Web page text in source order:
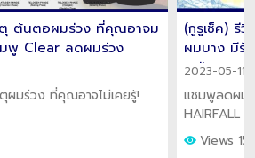
ตุ ต้นตอผมร่วง ที่คุณอาจม
พู Clear ลดผมร่วง
ผมร่วง ที่คุณอาจไม่เคยรู้!
(กูรูเช็ค) รี
ผมบาง มีรั
อยู่!
2023-05-11
แชมพูลดผมร่
HAIRFALL
ทำร้ายจากก
Views